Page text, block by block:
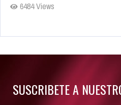
6484 Views
Rumor: Se filtran los primeros
SUSCRIBETE A